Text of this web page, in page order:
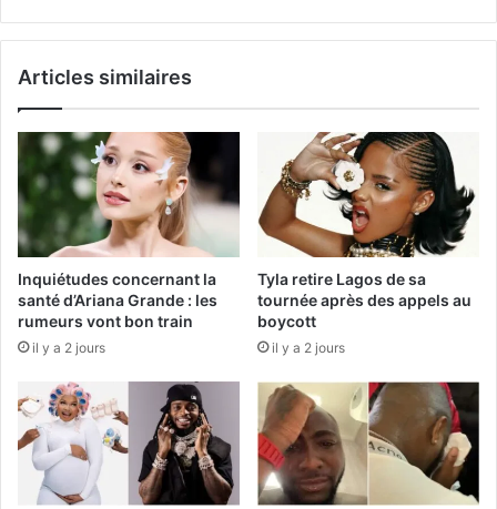
Articles similaires
Inquiétudes concernant la
santé d’Ariana Grande : les
rumeurs vont bon train
il y a 2 jours
Tyla retire Lagos de sa
tournée après des appels au
boycott
il y a 2 jours